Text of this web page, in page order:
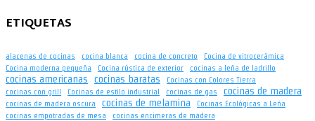
ETIQUETAS
alacenas de cocinas cocina blanca cocina de concreto
Cocina de vitrocerámica
Cocina moderna pequeña
Cocina rústica de exterior cocinas a leña de ladrillo
cocinas americanas cocinas baratas
Cocinas con Colores Tierra
cocinas con grill
Cocinas de estilo industrial cocinas de gas cocinas de madera
cocinas de madera oscura cocinas de melamina
Cocinas Ecológicas a Leña
cocinas empotradas de mesa
cocinas encimeras de madera